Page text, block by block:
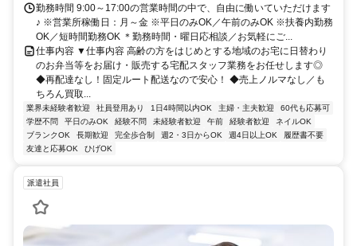
勤務時間 9:00～17:00の営業時間の中で、自由に働いていただけます
♪ ※営業所稼働日：月～金 ※平日のみOK／午前のみOK ※扶養内勤務
OK／短時間勤務OK ＊勤務時間・曜日応相談／お気軽にご...
仕事内容 ▼仕事内容 高齢の方をはじめとする地域のお宅に日替わり
のお弁当等をお届け・販売する宅配スタッフ業務をお任せします◎
◆再配達なし！固定ルート配送なので安心！ ◆売上ノルマなし／も
ちろん買取...
業界未経験者歓迎 社員登用あり 1日4時間以内OK 主婦・主夫歓迎
60代も応募可
学歴不問
平日のみOK 経験不問 未経験者歓迎 午前 経験者歓迎
ネイルOK
ブランクOK
長期歓迎 完全歩合制 週2・3日からOK 週4日以上OK
履歴書不要
友達と応募OK
ひげOK
派遣社員